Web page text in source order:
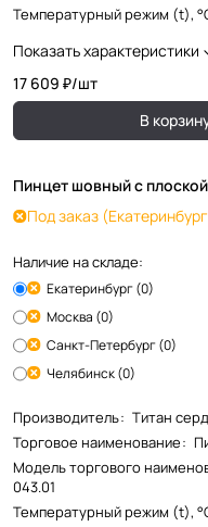
Температурный режим (t),
Показать характеристики
17 609 ₽/шт
В
Пинцет шовный с плоской
Под заказ
Наличие на складе:
Екатеринбург (0)
Москва (0)
Санкт-Петербург (0)
Челябинск (0)
Производитель: Титан
Торговое наименование:
Модель торгового
043.01
Температурный режим (t),